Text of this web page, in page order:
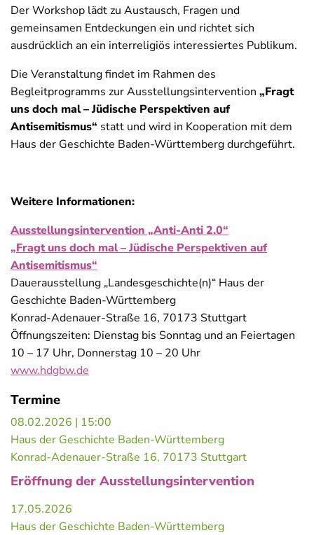
Der Workshop lädt zu Austausch, Fragen und
gemeinsamen Entdeckungen ein und richtet sich
ausdrücklich an ein interreligiös interessiertes Publikum.
Die Veranstaltung findet im Rahmen des
Begleitprogramms zur Ausstellungsintervention „Fragt
uns doch mal – Jüdische Perspektiven auf
Antisemitismus“ statt und wird in Kooperation mit dem
Haus der Geschichte Baden-Württemberg durchgeführt.
Weitere Informationen:
Ausstellungsintervention „Anti-Anti 2.0“
„Fragt uns doch mal – Jüdische Perspektiven auf
Antisemitismus“
Dauerausstellung „Landesgeschichte(n)“ Haus der
Geschichte Baden-Württemberg
Konrad-Adenauer-Straße 16, 70173 Stuttgart
Öffnungszeiten: Dienstag bis Sonntag und an Feiertagen
10 – 17 Uhr, Donnerstag 10 – 20 Uhr
www.hdgbw.de
Termine
08.02.2026 | 15:00
Haus der Geschichte Baden-Württemberg
Konrad-Adenauer-Straße 16, 70173 Stuttgart
Eröffnung der Ausstellungsintervention
17.05.2026
Haus der Geschichte Baden-Württemberg